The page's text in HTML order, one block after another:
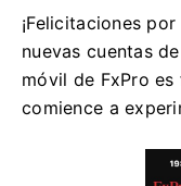
¡Felicitaciones
nuevas cuentas
móvil de FxPro
comience a